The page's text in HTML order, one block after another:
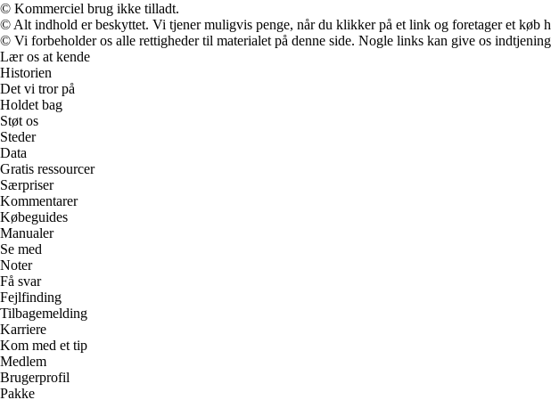
© Kommerciel brug ikke tilladt.
© Alt indhold er beskyttet. Vi tjener muligvis penge, når du klikker på et link og foretager et køb
© Vi forbeholder os alle rettigheder til materialet på denne side. Nogle links kan give os
Lær os at kende
Historien
Det vi tror på
Holdet bag
Støt os
Steder
Data
Gratis ressourcer
Særpriser
Kommentarer
Købeguides
Manualer
Se med
Noter
Få svar
Fejlfinding
Tilbagemelding
Karriere
Kom med et tip
Medlem
Brugerprofil
Pakke